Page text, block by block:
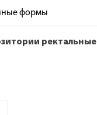
формы
ректальные